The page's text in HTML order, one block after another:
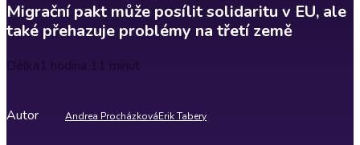
Migrační pakt může posílit solidaritu v EU, ale
také přehazuje problémy na třetí země
Délka1 hodina 11 minut
Autor Andrea ProcházkováErik Tabery